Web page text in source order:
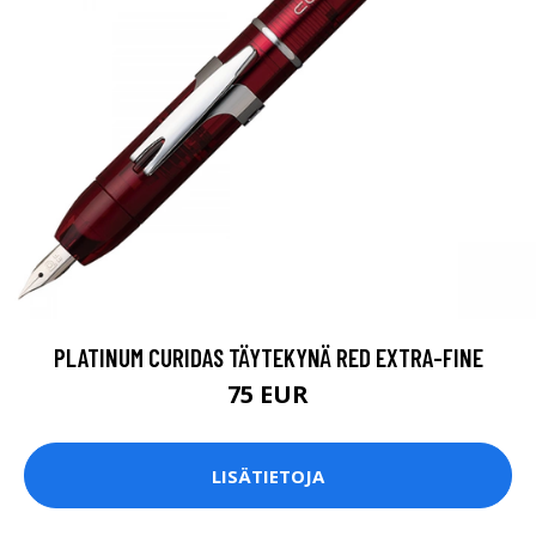
PLATINUM CURIDAS TÄYTEKYNÄ RED EXTRA-FINE
75 EUR
LISÄTIETOJA